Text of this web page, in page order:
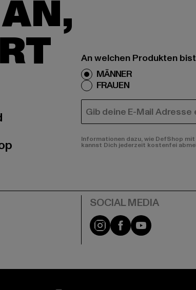
An welchen Produkten
MÄNNER
FRAUEN
E-MAIL
Informationen dazu, wie DefShop
kannst Dich jederzeit kostenfei
Instagram
FacebookYouTube